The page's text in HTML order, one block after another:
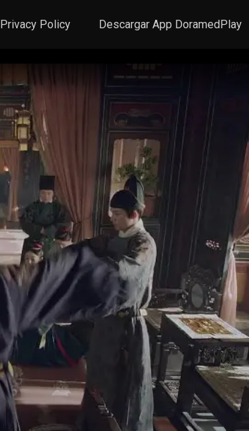
Privacy Policy Descargar App DoramedPlay